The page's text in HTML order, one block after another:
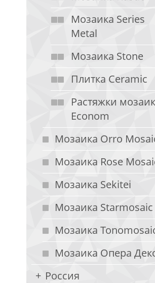
Мозаика Series
Metal
Мозаика Stone
Плитка Ceramic
Растяжки
Econom
Мозаика Orro
Мозаика Rose
Мозаика Sekitei
Мозаика Starmosaic
Мозаика
Мозаика Опера
Россия